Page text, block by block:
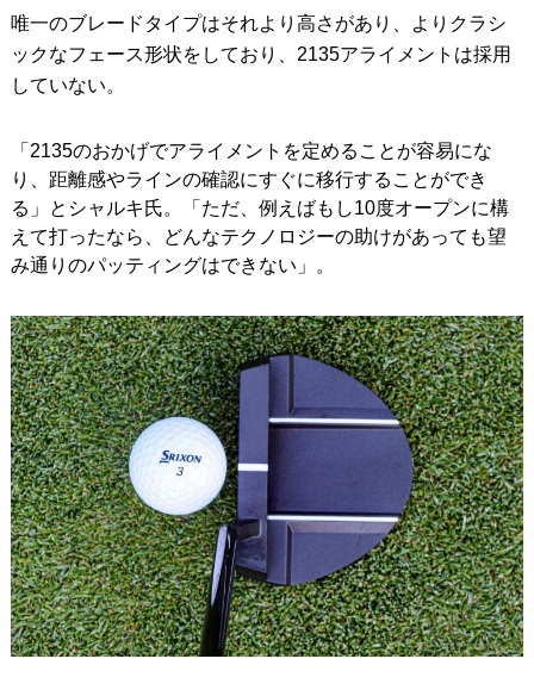
唯一のブレードタイプはそれより高さがあり、よりクラシ
ックなフェース形状をしており、2135アライメントは採用
していない。
「2135のおかげでアライメントを定めることが容易にな
り、距離感やラインの確認にすぐに移行することができ
る」とシャルキ氏。「ただ、例えばもし10度オープンに構
えて打ったなら、どんなテクノロジーの助けがあっても望
み通りのパッティングはできない」。